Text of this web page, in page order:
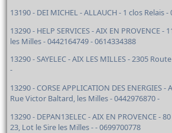
13190 - DEI MICHEL - ALLAUCH - 1 clos Relais -
13290 - HELP SERVICES - AIX EN PROVENCE -
les Milles - 0442164749 - 0614334388
13290 - SAYELEC - AIX LES MILLES - 2305
-
13290 - CORSE APPLICATION DES ENERGIES -
Rue Victor Baltard, les Milles - 0442976870 -
13290 - DEPAN13ELEC - AIX EN PROVENCE -
23, Lot le Sire les Milles - - 0699700778